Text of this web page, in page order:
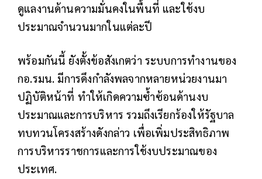
ดูแลงานด้านความมั่นคงในพื้นที่ และใช้งบ
ประมาณจำนวนมากในแต่ละปี
พร้อมกันนี้ ยังตั้งข้อสังเกตว่า ระบบการทำงานของ
กอ.รมน. มีการดึงกำลังพลจากหลายหน่วยงานมา
ปฏิบัติหน้าที่ ทำให้เกิดความซ้ำซ้อนด้านงบ
ประมาณและการบริหาร รวมถึงเรียกร้องให้รัฐบาล
ทบทวนโครงสร้างดังกล่าว เพื่อเพิ่มประสิทธิภาพ
การบริหารราชการและการใช้งบประมาณของ
ประเทศ.